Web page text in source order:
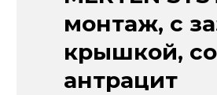
монтаж, с
крышкой,
антрацит